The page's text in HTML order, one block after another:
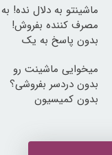
ماشینتو به دلال نده! به
مصرف کننده بفروش!
بدون پاسخ به یک
میخوایی ماشینت رو
بدون دردسر بفروشی؟
بدون کمیسیون